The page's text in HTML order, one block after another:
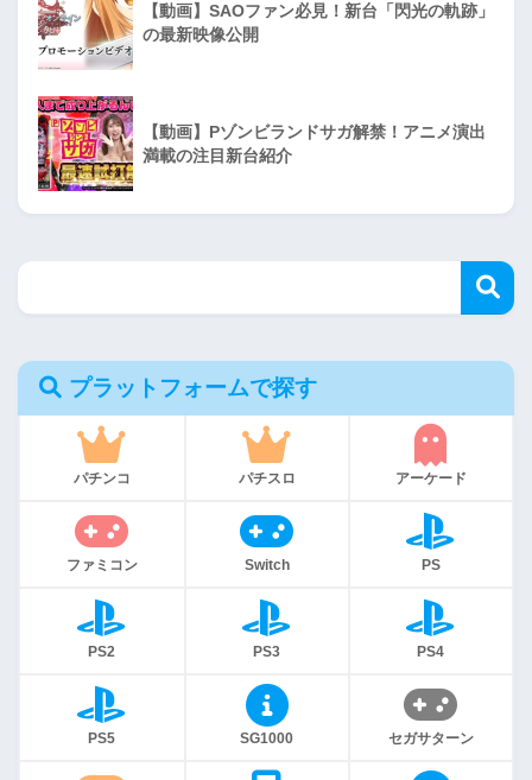
【動画】SAOファン必見！新台「閃光の軌跡」
の最新映像公開
【動画】Pゾンビランドサガ解禁！アニメ演出
満載の注目新台紹介
プラットフォームで探す
パチンコ パチスロ アーケード
ファミコン Switch PS
PS2 PS3 PS4
PS5 SG1000 セガサターン